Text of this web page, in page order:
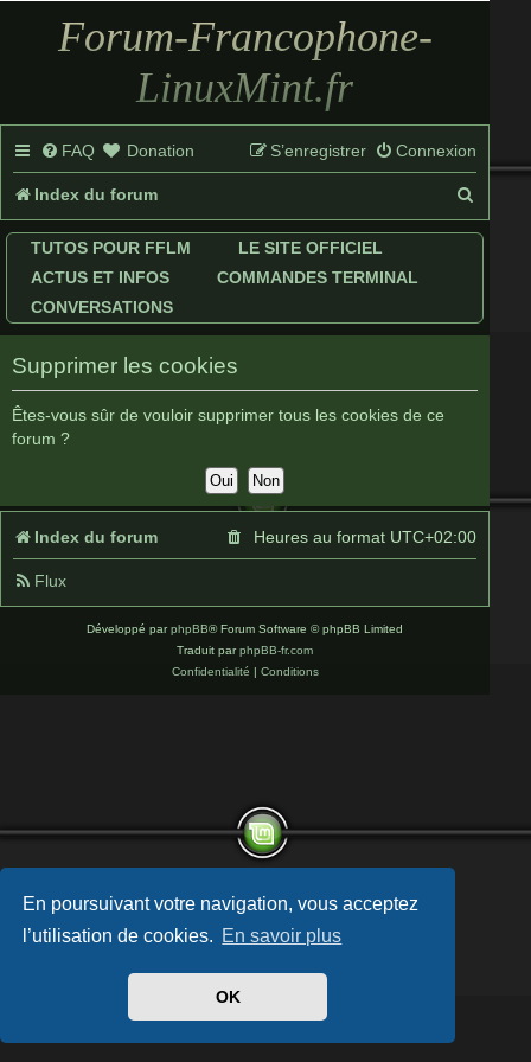
En poursuivant votre navigation, vous acceptez
l’utilisation de cookies. En savoir plus
OK
Forum-Francophone-
LinuxMint.fr
FAQ Donation Connexion
S’enregistrer
Index du forum
e
e
TUTOS POUR FFLM
LE SITE OFFICIEL
ACTUS ET INFOS
COMMANDES TERMINAL
CONVERSATIONS
Supprimer les cookies
Êtes-vous sûr de vouloir supprimer tous les cookies de ce
forum ?
Index du forum Heures au format UTC+02:00
Flux
Développé parphpBB® Forum Software © phpBB Limited
Traduit parphpBB-fr.com
Confidentialité | Conditions